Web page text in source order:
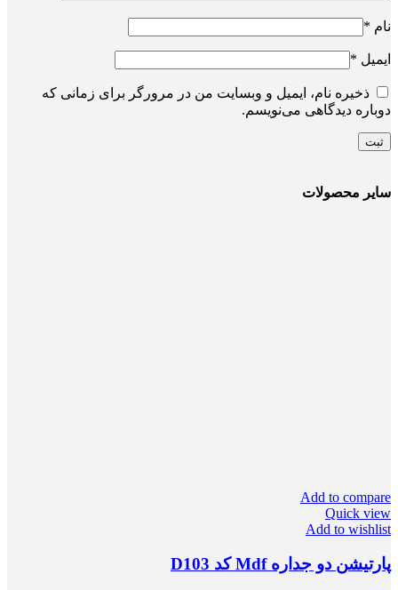
نام *
ایمیل *
ذخیره نام، ایمیل و وبسایت من در مرورگر برای زمانی که
دوباره دیدگاهی می‌نویسم.
سایر محصولات
Add to compare
Quick view
Add to wishlist
پارتیشن دو جداره Mdf کد D103